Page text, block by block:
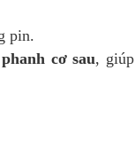
pin.
cơ sau, giúp